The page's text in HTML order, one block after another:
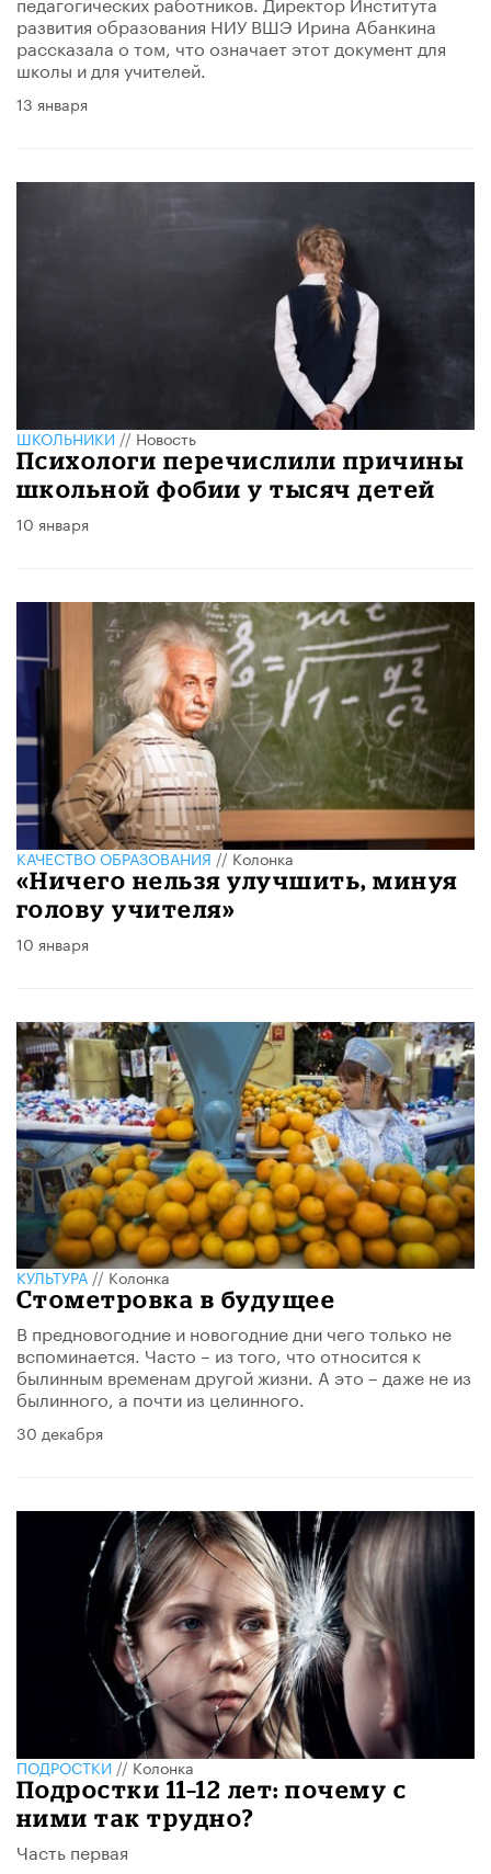
развития образования НИУ ВШЭ Ирина Абанкина
рассказала о том, что означает этот документ для
школы и для учителей.
13 января
ШКОЛЬНИКИ//Новость
Психологи перечислили причины
школьной фобии у тысяч детей
10 января
КАЧЕСТВО ОБРАЗОВАНИЯ//Колонка
«Ничего нельзя улучшить, минуя
голову учителя»
10 января
КУЛЬТУРА//Колонка
​Стометровка в будущее
В предновогодние и новогодние дни чего только не
вспоминается. Часто – из того, что относится к
былинным временам другой жизни. А это – даже не из
былинного, а почти из целинного.
30 декабря
ПОДРОСТКИ//Колонка
Подростки 11–12 лет: почему с
ними так трудно?
Часть первая